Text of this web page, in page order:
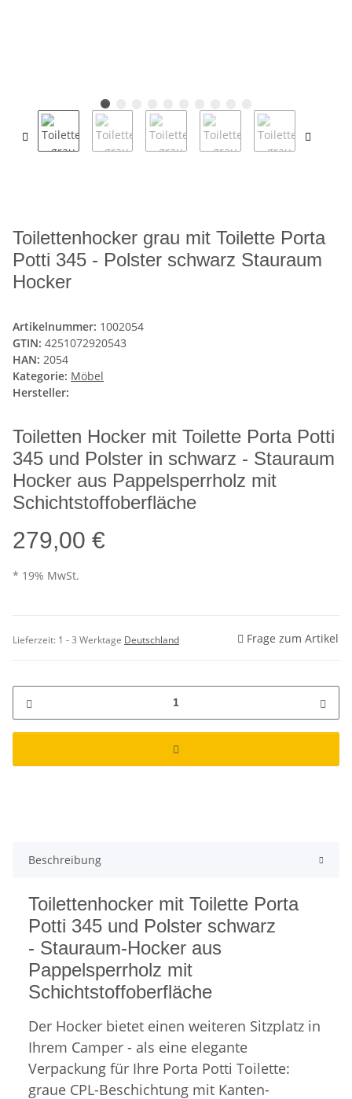
Toilettenhocker grau mit Toilette Porta
Potti 345 - Polster schwarz Stauraum
Hocker
Artikelnummer: 1002054
GTIN: 4251072920543
HAN: 2054
Kategorie: Möbel
Hersteller:
Toiletten Hocker mit Toilette Porta Potti
345 und Polster in schwarz - Stauraum
Hocker aus Pappelsperrholz mit
Schichtstoffoberfläche
279,00 €
* 19% MwSt.
Lieferzeit: 1 - 3 Werktage Deutschland Frage zum Artikel
Beschreibung
Toilettenhocker mit Toilette Porta
Potti 345 und Polster schwarz
- Stauraum-Hocker aus
Pappelsperrholz mit
Schichtstoffoberfläche
Der Hocker bietet einen weiteren Sitzplatz in
Ihrem Camper - als eine elegante
Verpackung für Ihre Porta Potti Toilette:
graue CPL-Beschichtung mit Kanten-